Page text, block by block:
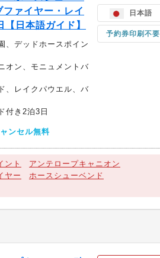
ァイヤー・レイ
日本語ガイド】
、デッドホースポイン
オン、モニュメントバ
、レイクパウエル、バ
付き2泊3日
ンセル無料
日本語
予約券印刷不要
ント
アンテロープキャニオン
ヤー
ホースシューベンド